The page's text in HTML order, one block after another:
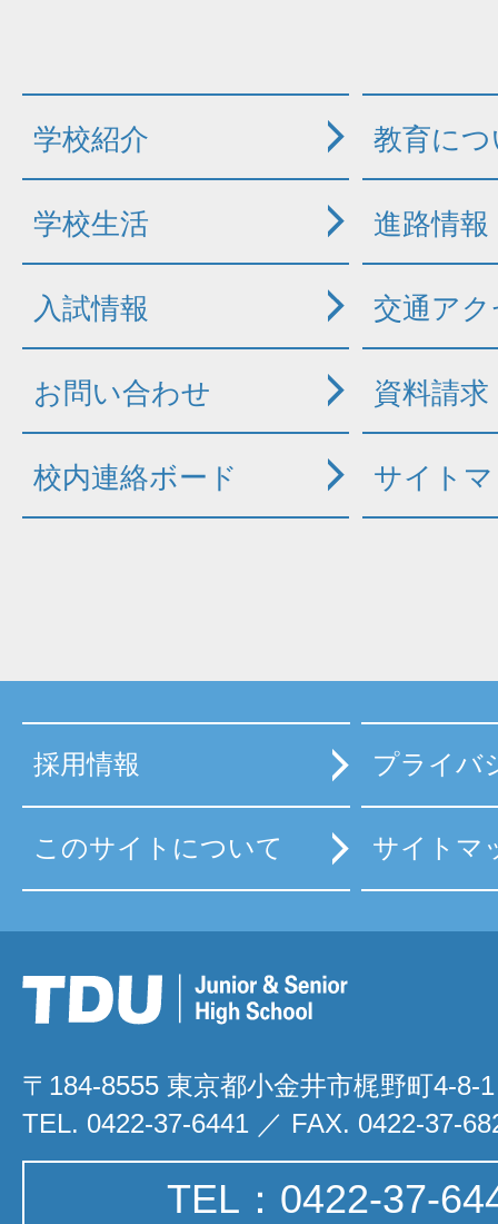
学校紹介 教育に
学校生活 進路情報
入試情報 交通ア
お問い合わせ 資料請求
校内連絡ボード サイト
採用情報 プライバ
このサイトについて サイトマ
〒184-8555 東京都小金井市梶野町4-8-1
TEL. 0422-37-6441 ／ FAX. 0422-37-
TEL：0422-37-